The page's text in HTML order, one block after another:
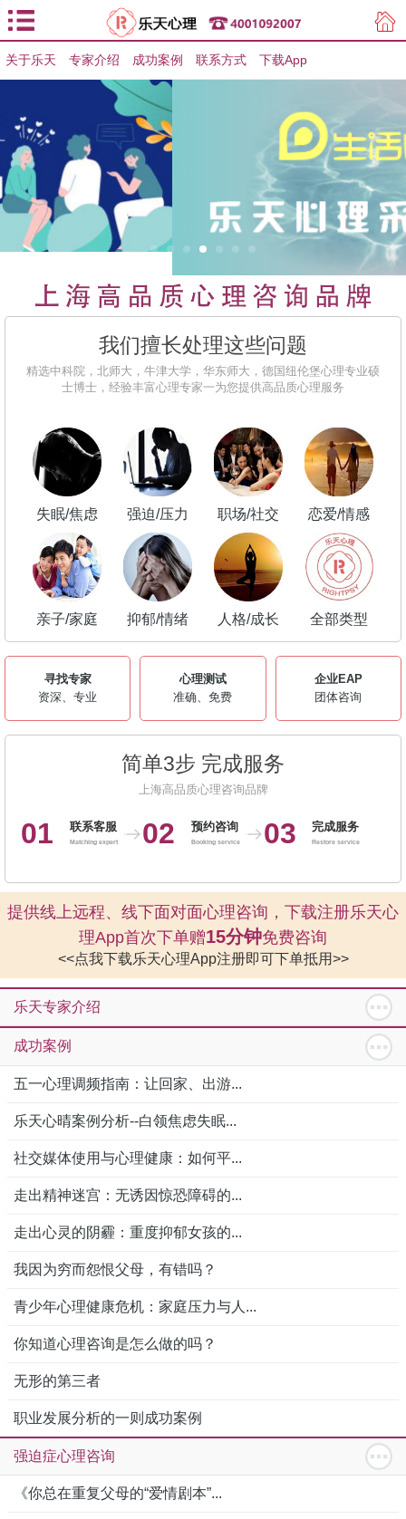
用户登录 用户注册
关于乐天 专家介绍 成功案例 联系方式 下载App
我们擅长处理这些问题
精选中科院，北师大，牛津大学，华东师大，德国纽伦堡心理专业硕
士博士，经验丰富心理专家一为您提供高品质心理服务
失眠/焦虑 强迫/压力 职场/社交 恋爱/情感
亲子/家庭 抑郁/情绪 人格/成长 全部类型
寻找专家
资深、专业
心理测试
准确、免费
企业EAP
团体咨询
简单3步 完成服务
上海高品质心理咨询品牌
01 联系客服
Matching expert 02 预约咨询
Booking service 03 完成服务
Restore service
提供线上远程、线下面对面心理咨询，下载注册乐天心
理App首次下单赠15分钟免费咨询
<<点我下载乐天心理App注册即可下单抵用>>
乐天专家介绍
成功案例
五一心理调频指南：让回家、出游...
乐天心晴案例分析--白领焦虑失眠...
社交媒体使用与心理健康：如何平...
走出精神迷宫：无诱因惊恐障碍的...
走出心灵的阴霾：重度抑郁女孩的...
我因为穷而怨恨父母，有错吗？
青少年心理健康危机：家庭压力与人...
你知道心理咨询是怎么做的吗？
无形的第三者
职业发展分析的一则成功案例
强迫症心理咨询
《你总在重复父母的“爱情剧本”...